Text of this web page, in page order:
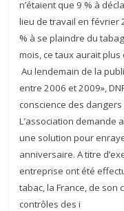
n’étaient que 9 % à
lieu de travail en février
% à se plaindre du
mois, ce taux aurait plus
Au lendemain de la
entre 2006 et 2009»,
conscience des
L’association demande
une solution pour
anniversaire. A titre
entreprise ont été
tabac, la France, de son
contrôles des i